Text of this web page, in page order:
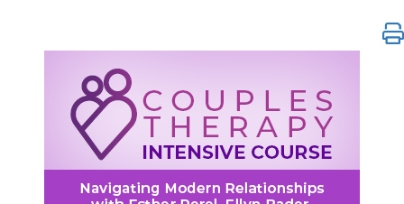
Curso intensivo de terapia de pareja: cómo